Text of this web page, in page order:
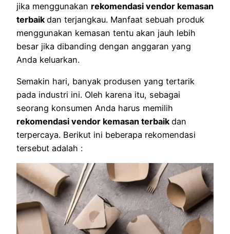
jika menggunakan rekomendasi vendor kemasan
terbaik dan terjangkau. Manfaat sebuah produk
menggunakan kemasan tentu akan jauh lebih
besar jika dibanding dengan anggaran yang
Anda keluarkan.
Semakin hari, banyak produsen yang tertarik
pada industri ini. Oleh karena itu, sebagai
seorang konsumen Anda harus memilih
rekomendasi vendor kemasan terbaikdan
terpercaya. Berikut ini beberapa rekomendasi
tersebut adalah :